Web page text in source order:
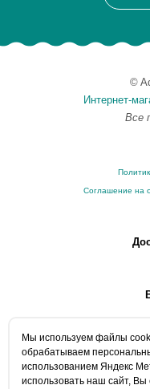
©
Интернет-
Все
Соглашение на
Мы используем файлы
обрабатываем
использованием Яндекс
использовать наш сайт, Вы